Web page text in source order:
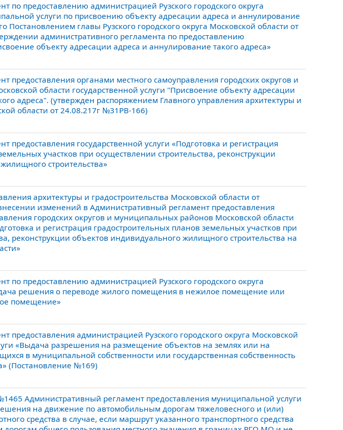
по предоставлению администрацией Рузского городского округа
услуги по присвоению объекту адресации адреса и аннулирование
Постановлением главы Рузского городского округа Московской области от
административного регламента по предоставлению
объекту адресации адреса и аннулирование такого адреса»
предоставления органами местного самоуправления городских округов и
области государственной услуги "Присвоение объекту адресации
адреса". (утвержден распоряжением Главного управления архитектуры и
области от 24.08.217г №31РВ-166)
предоставления государственной услуги «Подготовка и регистрация
участков при осуществлении строительства, реконструкции
строительства»
архитектуры и градостроительства Московской области от
изменений в Административный регламент предоставления
городских округов и муниципальных районов Московской области
и регистрация градостроительных планов земельных участков при
реконструкции объектов индивидуального жилищного строительства на
по предоставлению администрацией Рузского городского округа
решения о переводе жилого помещения в нежилое помещение или
помещение»
предоставления администрацией Рузского городского округа Московской
«Выдача разрешения на размещение объектов на землях или на
в муниципальной собственности или государственная собственность
(Постановление №169)
Административный регламент предоставления муниципальной услуги
на движение по автомобильным дорогам тяжеловесного и (или)
средства в случае, если маршрут указанного транспортного средства